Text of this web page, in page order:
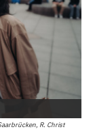
R. Christ